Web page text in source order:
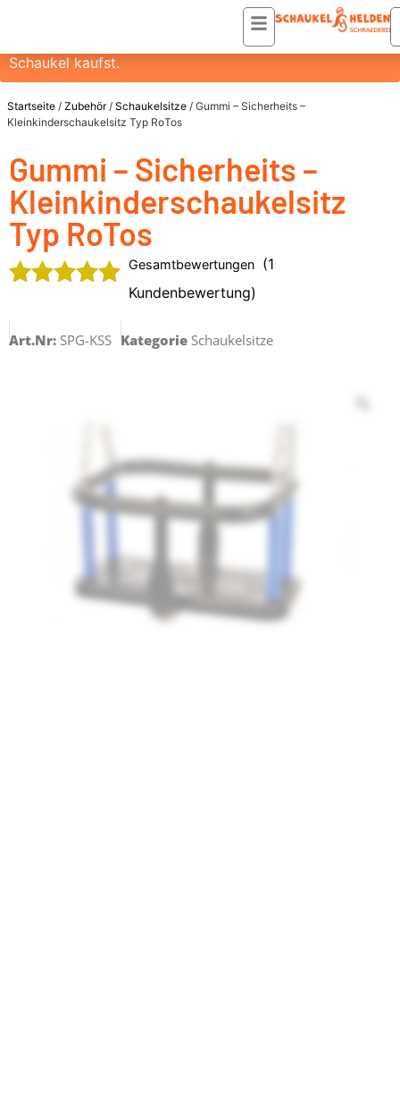
Du erhälst einen ZUSATZRABATT VON 20% auf diesen
Artikel, wenn du ihn HEUTE in einer Bestellung mit einer
Schaukel kaufst.
Startseite / Zubehör/ Schaukelsitze / Gummi – Sicherheits –
Kleinkinderschaukelsitz Typ RoTos
Gummi – Sicherheits –
Kleinkinderschaukelsitz
Typ RoTos
mit
von 5,
Gesamtbewertungen (1
Kundenbewertung)
Art.Nr: SPG-KSS Kategorie Schaukelsitze